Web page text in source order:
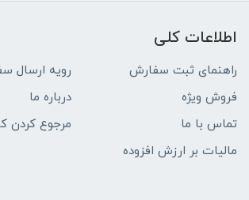
اطلاعات کلی
راهنمای ثبت سفارش
رویه ارسال
فروش ویژه
درباره ما
تماس با ما
مرجوع کردن
مالیات بر ارزش افزوده